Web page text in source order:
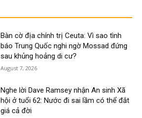
Bàn cờ địa chính trị Ceuta: Vì sao tình
báo Trung Quốc nghi ngờ Mossad đứng
sau khủng hoảng di cư?
August 7, 2026
Nghe lời Dave Ramsey nhận An sinh Xã
hội ở tuổi 62: Nước đi sai lầm có thể đắt
giá cả đời